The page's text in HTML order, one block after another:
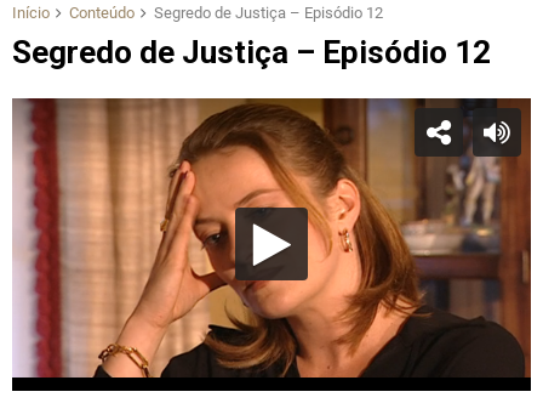
Início Conteúdo Segredo de Justiça – Episódio 12
Segredo de Justiça – Episódio 12